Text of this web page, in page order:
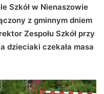
Szkół w Nienaszowie
z gminnym dniem
Zespołu Szkół przy
dzieciaki czekała masa